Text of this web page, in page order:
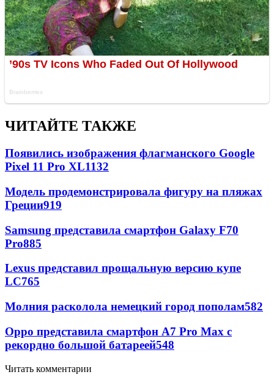
ЧИТАЙТЕ ТАКЖЕ
Появились изображения флагманского Google
Pixel 11 Pro XL1132
Модель продемонстрировала фигуру на пляжах
Греции919
Samsung представила смартфон Galaxy F70
Pro885
Lexus представил прощальную версию купе
LC765
Молния расколола немецкий город пополам582
Oppo представила смартфон A7 Pro Max с
рекордно большой батареей548
Читать комментарии